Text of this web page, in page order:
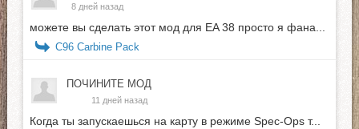
8 дней назад
можете вы сделать этот мод для EA 38 просто я фана...
C96 Carbine Pack
ПОЧИНИТЕ МОД
11 дней назад
Когда ты запускаешься на карту в режиме Spec-Ops т...